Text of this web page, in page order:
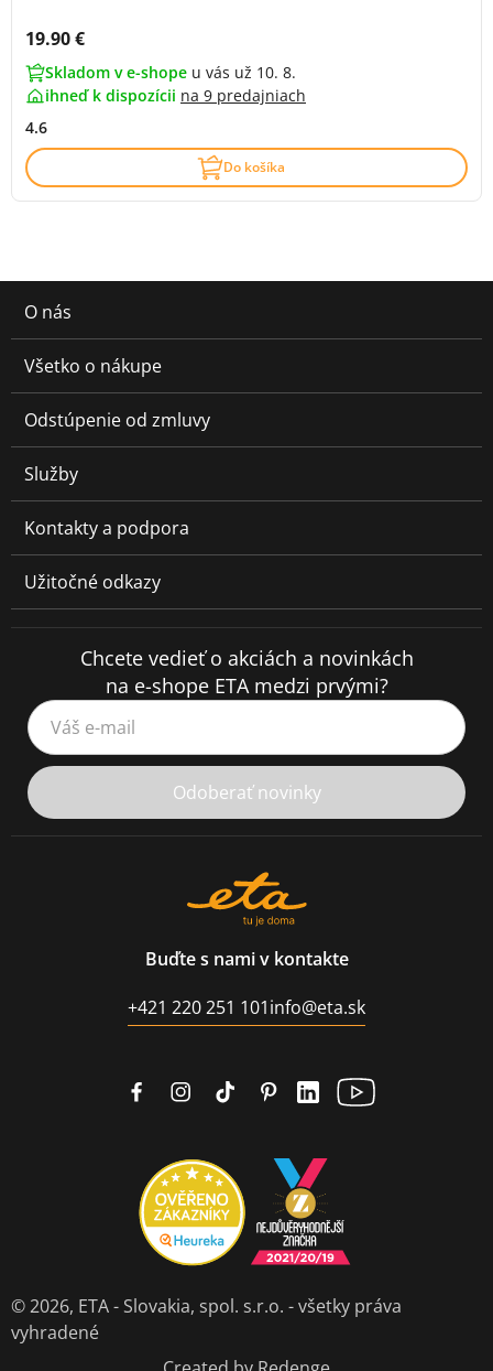
Cena s DPH:
19.90 €
Skladom v e-shope u vás už 10. 8.
ihneď k dispozícii na 9 predajniach
4.6
Do košíka
O nás
Všetko o nákupe
Odstúpenie od zmluvy
Služby
Kontakty a podpora
Užitočné odkazy
Chcete vedieť o akciách a novinkách
na e-shope ETA medzi prvými?
Váš e-mail
Odoberať novinky
Buďte s nami v kontakte
+421 220 251 101info@eta.sk
© 2026, ETA - Slovakia, spol. s.r.o. - všetky práva
vyhradené